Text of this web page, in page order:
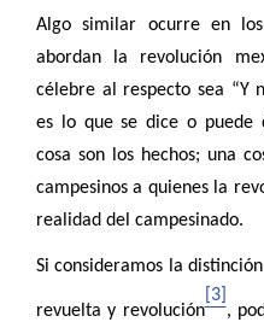
Algo similar ocurre en
abordan la revolución
célebre al respecto sea “Y
es lo que se dice o puede
cosa son los hechos; una
campesinos a quienes la
realidad del campesinado.
Si consideramos la
revuelta y revolución
[3]
,